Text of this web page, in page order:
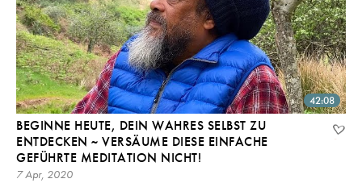
42:08
BEGINNE HEUTE, DEIN WAHRES SELBST ZU
ENTDECKEN ~ VERSÄUME DIESE EINFACHE
GEFÜHRTE MEDITATION NICHT!
7 Apr, 2020